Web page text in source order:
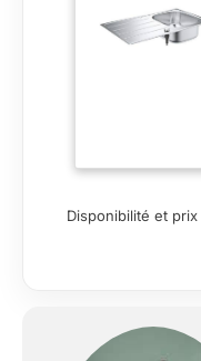
Disponibilité et